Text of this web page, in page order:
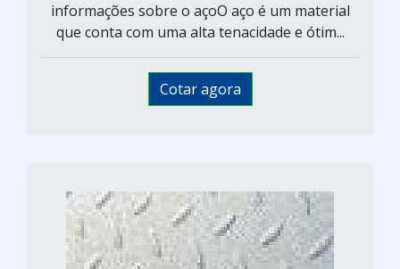
informações sobre o açoO aço é um material
que conta com uma alta tenacidade e ótim...
Cotar agora